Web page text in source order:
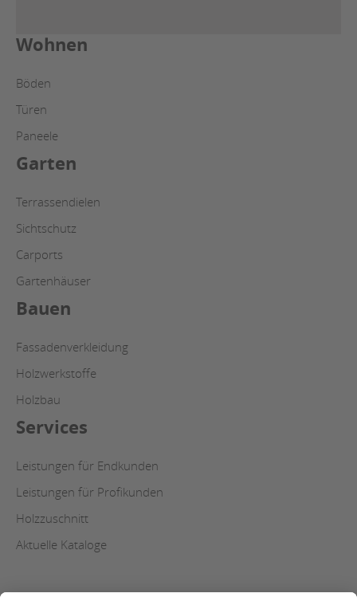
Wohnen
Böden
Türen
Paneele
Garten
Terrassendielen
Sichtschutz
Carports
Gartenhäuser
Bauen
Fassadenverkleidung
Holzwerkstoffe
Holzbau
Services
Leistungen für Endkunden
Leistungen für Profikunden
Holzzuschnitt
Aktuelle Kataloge